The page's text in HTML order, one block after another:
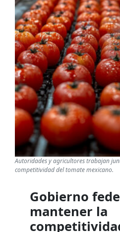
Autoridades y agricultores trabajan
competitividad del tomate mexicano.
Gobierno
mantener la